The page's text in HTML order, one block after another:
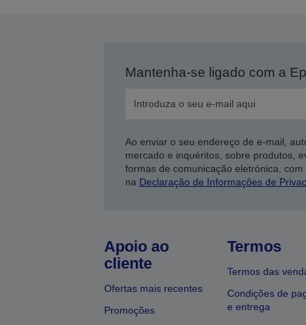
Mantenha-se ligado com a
Ao enviar o seu endereço de e-mail,
mercado e inquéritos, sobre produtos,
formas de comunicação eletrónica,
na Declaração de Informações de
Apoio ao
cliente
Ofertas mais recentes
Promoções
Termos
Termos das
Condições de
e entrega